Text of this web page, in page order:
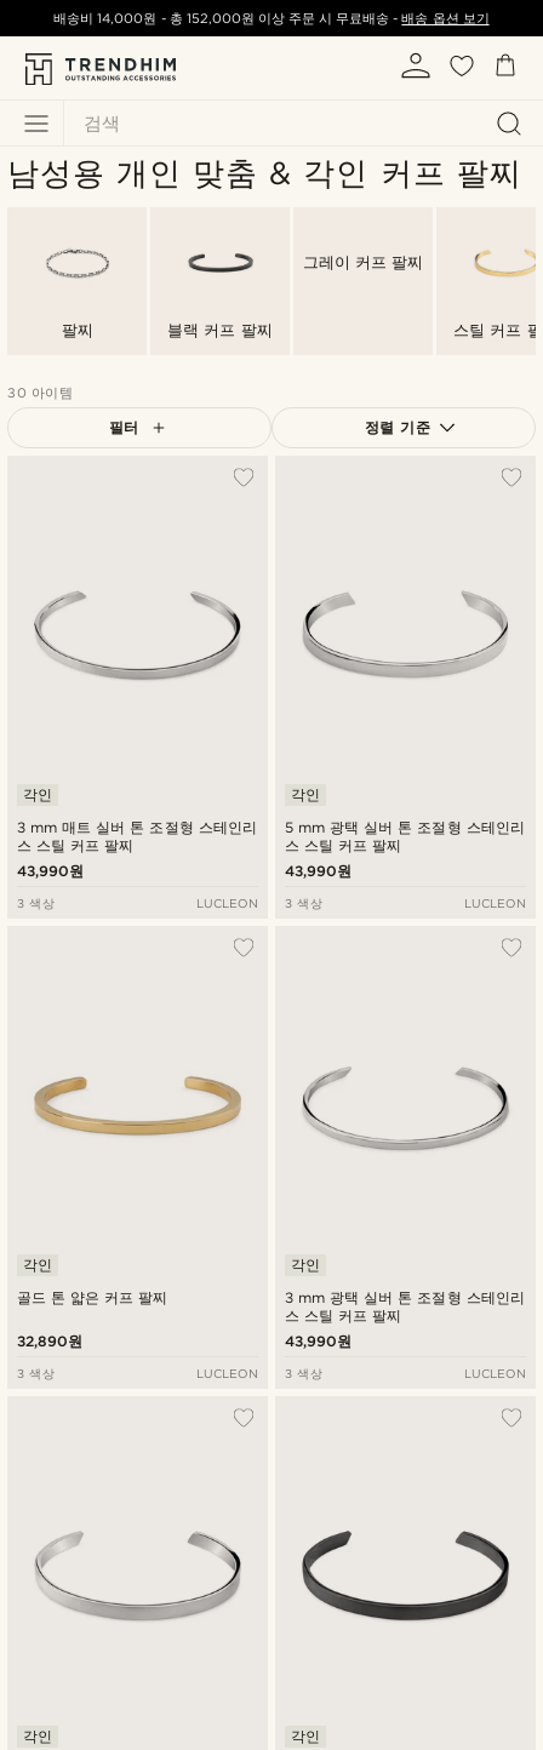
검색
배송비14,000원 - 총 152,000원 이상 주문 시 무료배송 -배송 옵션 보기
남성용 개인 맞춤 & 각인 커프 팔찌
팔찌 블랙 커프 팔찌
그레이 커프 팔찌
스틸 커프
30 아이템
필터 정렬 기준
3 mm 매트 실버 톤 조절형 스테인리
스 스틸 커프 팔찌
각인
43,990원
3 색상 LUCLEON
5 mm 광택 실버 톤 조절형 스테인리
스 스틸 커프 팔찌
각인
43,990원
3 색상 LUCLEON
골드 톤 얇은 커프 팔찌
각인
32,890원
3 색상 LUCLEON
3 mm 광택 실버 톤 조절형 스테인리
스 스틸 커프 팔찌
각인
43,990원
3 색상 LUCLEON
각인 각인